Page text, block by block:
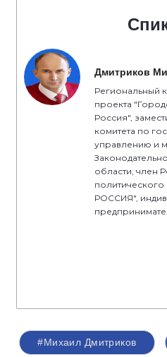
Дмитриков
Региональный
проекта
Россия",
комитета по
управлению и
области, член
РОССИЯ",
#Михаил Дмитриков